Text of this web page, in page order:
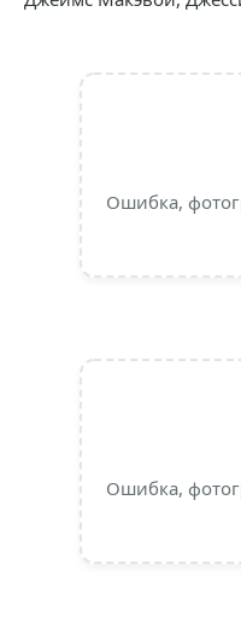
Ошибка,
Ошибка,